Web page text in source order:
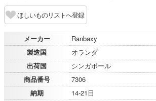
ほしいものリストへ登録
メーカー
Ranbaxy
製造国
オランダ
出荷国
シンガポール
商品番号
7306
納期
14-21日